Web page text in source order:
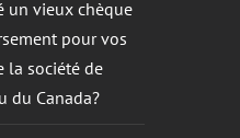
un vieux chèque
pour vos
la société de
du Canada?